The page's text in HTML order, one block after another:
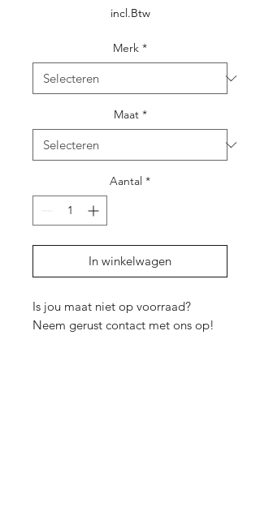
incl.Btw
Merk *
Maat *
Aantal *
In winkelwagen
Is jou maat niet op voorraad?
Neem gerust contact met ons op!